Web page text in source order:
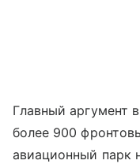
Главный аргумент
более 900
авиационный парк